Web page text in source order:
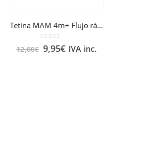
Tetina MAM 4m+ Flujo rápido 2 unidades
out of 5
12,00€ 9,95€ IVA inc.